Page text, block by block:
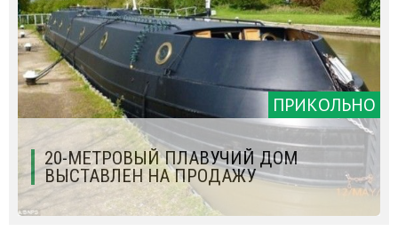
ПРИКОЛЬНО
20-МЕТРОВЫЙ ПЛАВУЧИЙ ДОМ
ВЫСТАВЛЕН НА ПРОДАЖУ